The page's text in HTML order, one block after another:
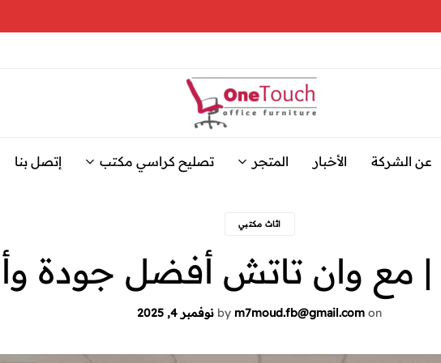
تاتش
مكتب
باحترافية
عالية
خدمة
وأسعار
مناسبة،
حلول
وفعالة
عن الشركة الأخبار المتجر تصليح كراسي مكتب إتصل بنا
اثاث مكتبي
مع وان تاتش أفضل جودة
by m7moud.fb@gmail.com on نوفمبر 4, 2025